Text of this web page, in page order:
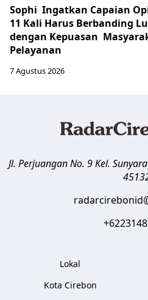
Sophi Ingatkan Capaian
11 Kali Harus Berbanding
dengan Kepuasan
Pelayanan
7 Agustus 2026
Jl. Perjuangan No. 9 Kel.
Lokal
Kota Cirebon